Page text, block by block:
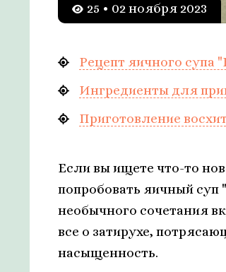
25 • 02 ноября 2023
Рецепт яичного супа
Ингредиенты для
Приготовление
Если вы ищете что-то
попробовать яичный суп
необычного сочетания
все о затирухе,
насыщенность.